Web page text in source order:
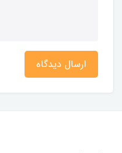
ارسال دیدگاه